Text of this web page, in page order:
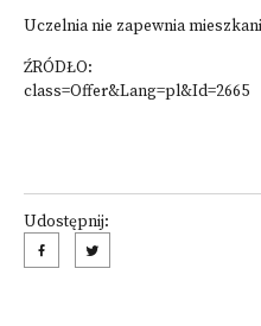
Uczelnia nie zapewnia
ŹRÓDŁO: http://
class=Offer&Lang=pl&Id=2665
Udostępnij: